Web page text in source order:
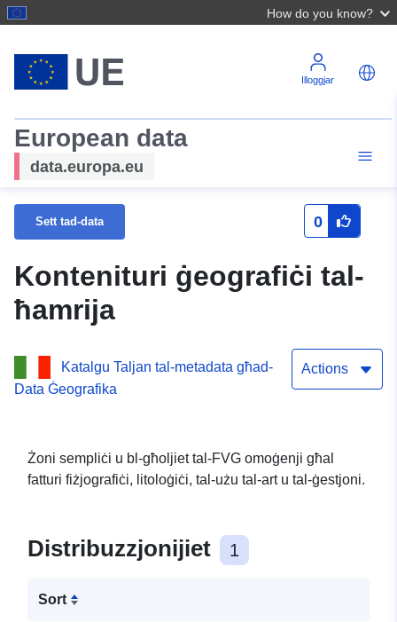
How do you know?
Illoggjar
European data
data.europa.eu
Sett tad-data 0
Kontenituri ġeografiċi tal-
ħamrija
Katalgu Taljan tal-metadata għad-
Data Ġeografika
Actions
Żoni sempliċi u bl-għoljiet tal-FVG omoġenji għal
fatturi fiżjografiċi, litoloġiċi, tal-użu tal-art u tal-ġestjoni.
Distribuzzjonijiet 1
Sort